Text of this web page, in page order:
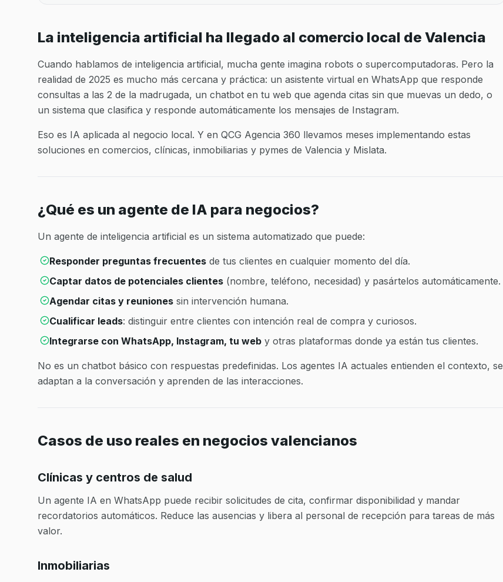
La inteligencia artificial ha llegado al comercio local de Valencia
Cuando hablamos de inteligencia artificial, mucha gente imagina robots o supercomputadoras. Pero la
realidad de 2025 es mucho más cercana y práctica: un asistente virtual en WhatsApp que responde
consultas a las 2 de la madrugada, un chatbot en tu web que agenda citas sin que muevas un dedo, o
un sistema que clasifica y responde automáticamente los mensajes de Instagram.
Eso es IA aplicada al negocio local. Y en QCG Agencia 360 llevamos meses implementando estas
soluciones en comercios, clínicas, inmobiliarias y pymes de Valencia y Mislata.
¿Qué es un agente de IA para negocios?
Un agente de inteligencia artificial es un sistema automatizado que puede:
Responder preguntas frecuentes de tus clientes en cualquier momento del día.
Captar datos de potenciales clientes (nombre, teléfono, necesidad) y pasártelos automáticamente.
Agendar citas y reuniones sin intervención humana.
Cualificar leads: distinguir entre clientes con intención real de compra y curiosos.
Integrarse con WhatsApp, Instagram, tu web y otras plataformas donde ya están tus clientes.
No es un chatbot básico con respuestas predefinidas. Los agentes IA actuales entienden el contexto, se
adaptan a la conversación y aprenden de las interacciones.
Casos de uso reales en negocios valencianos
Clínicas y centros de salud
Un agente IA en WhatsApp puede recibir solicitudes de cita, confirmar disponibilidad y mandar
recordatorios automáticos. Reduce las ausencias y libera al personal de recepción para tareas de más
valor.
Inmobiliarias